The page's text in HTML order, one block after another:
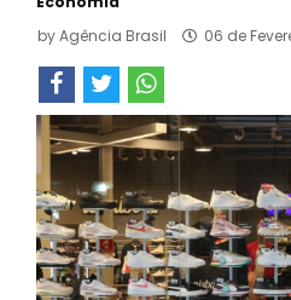
byAgência Brasil 06 de